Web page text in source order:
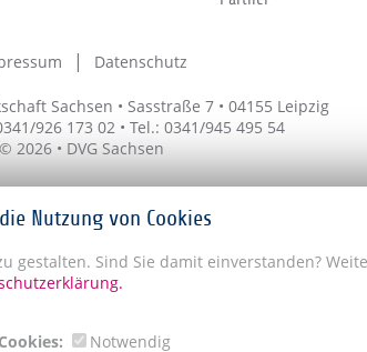
Datenschutz
Sachsen • Sasstraße 7 • 04155 Leipzig
926 173 02 • Tel.: 0341/945 495 54
2026 • DVG Sachsen
Nutzung von Cookies
gestalten. Sind Sie damit einverstanden?
Notwendig